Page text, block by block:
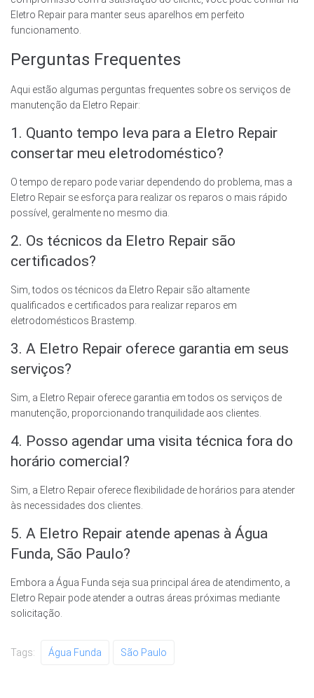
Eletro Repair para manter seus aparelhos em perfeito
funcionamento.
Perguntas Frequentes
Aqui estão algumas perguntas frequentes sobre os serviços de
manutenção da Eletro Repair:
1. Quanto tempo leva para a Eletro Repair
consertar meu eletrodoméstico?
O tempo de reparo pode variar dependendo do problema, mas a
Eletro Repair se esforça para realizar os reparos o mais rápido
possível, geralmente no mesmo dia.
2. Os técnicos da Eletro Repair são
certificados?
Sim, todos os técnicos da Eletro Repair são altamente
qualificados e certificados para realizar reparos em
eletrodomésticos Brastemp.
3. A Eletro Repair oferece garantia em seus
serviços?
Sim, a Eletro Repair oferece garantia em todos os serviços de
manutenção, proporcionando tranquilidade aos clientes.
4. Posso agendar uma visita técnica fora do
horário comercial?
Sim, a Eletro Repair oferece flexibilidade de horários para atender
às necessidades dos clientes.
5. A Eletro Repair atende apenas à Água
Funda, São Paulo?
Embora a Água Funda seja sua principal área de atendimento, a
Eletro Repair pode atender a outras áreas próximas mediante
solicitação.
Tags: Água Funda São Paulo